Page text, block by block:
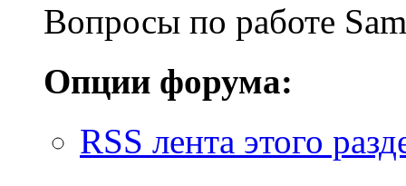
Вопросы по работе
Опции форума:
RSS лента этого